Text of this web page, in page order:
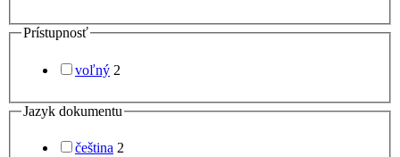
Prístupnosť
voľný 2
Jazyk dokumentu
čeština 2